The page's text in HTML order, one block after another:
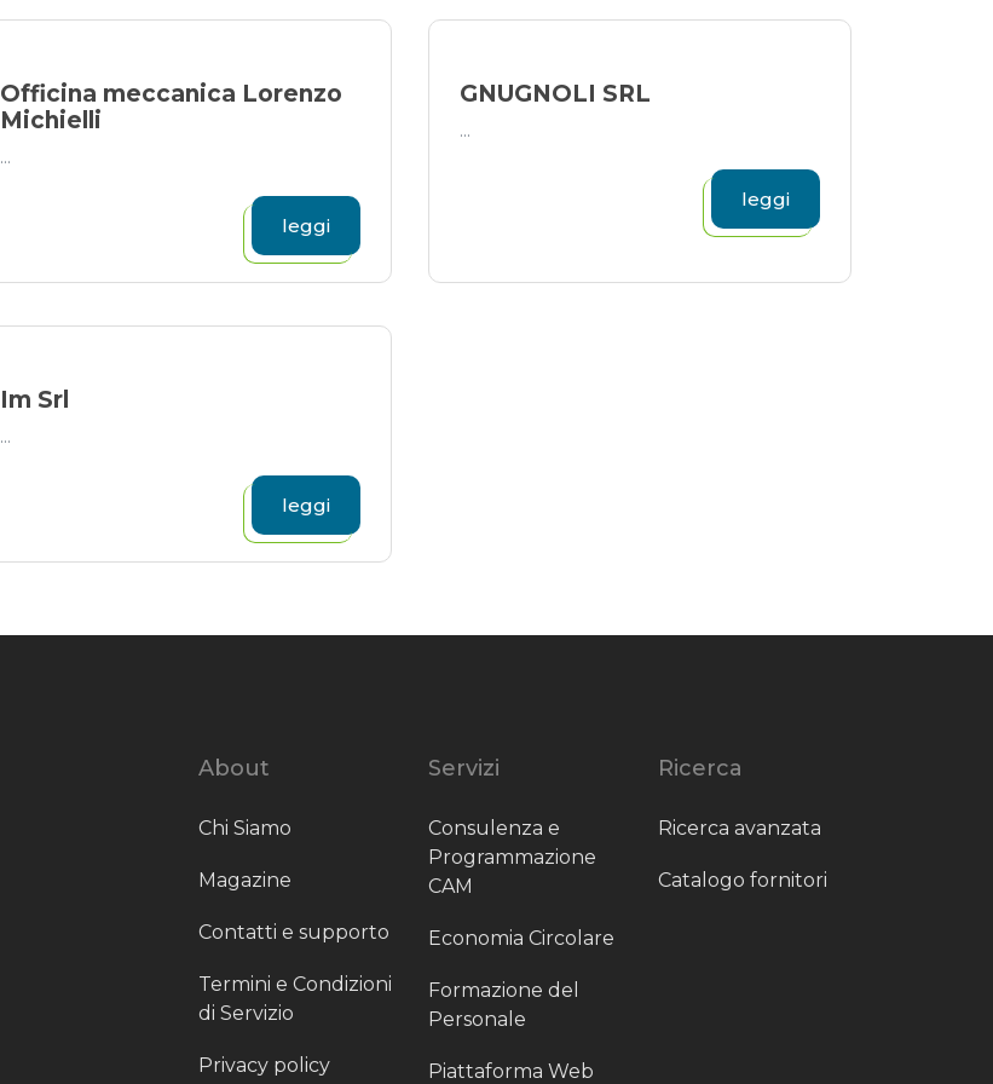
Officina meccanica Lorenzo
Michielli
...
leggi
GNUGNOLI SRL
...
leggi
Im Srl
...
leggi
About
Chi Siamo
Magazine
Contatti e supporto
Termini e Condizioni
di Servizio
Privacy policy
Servizi
Consulenza e
Programmazione
CAM
Economia Circolare
Formazione del
Personale
Piattaforma Web
Ricerca
Ricerca avanzata
Catalogo fornitori